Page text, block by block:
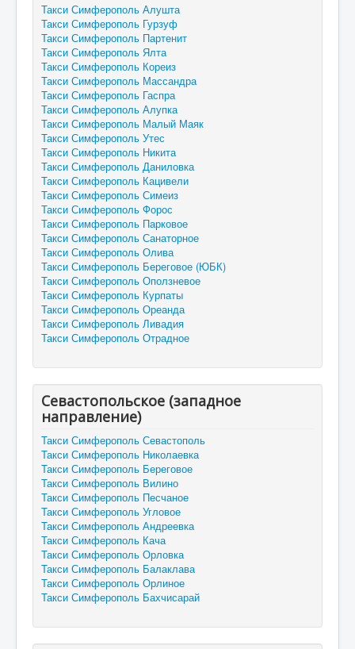
Такси Симферополь Алушта
Такси Симферополь Гурзуф
Такси Симферополь Партенит
Такси Симферополь Ялта
Такси Симферополь Кореиз
Такси Симферополь Массандра
Такси Симферополь Гаспра
Такси Симферополь Алупка
Такси Симферополь Малый Маяк
Такси Симферополь Утес
Такси Симферополь Никита
Такси Симферополь Даниловка
Такси Симферополь Кацивели
Такси Симферополь Симеиз
Такси Симферополь Форос
Такси Симферополь Парковое
Такси Симферополь Санаторное
Такси Симферополь Олива
Такси Симферополь Береговое (ЮБК)
Такси Симферополь Оползневое
Такси Симферополь Курпаты
Такси Симферополь Ореанда
Такси Симферополь Ливадия
Такси Симферополь Отрадное
Севастопольское (западное
направление)
Такси Симферополь Севастополь
Такси Симферополь Николаевка
Такси Симферополь Береговое
Такси Симферополь Вилино
Такси Симферополь Песчаное
Такси Симферополь Угловое
Такси Симферополь Андреевка
Такси Симферополь Кача
Такси Симферополь Орловка
Такси Симферополь Балаклава
Такси Симферополь Орлиное
Такси Симферополь Бахчисарай